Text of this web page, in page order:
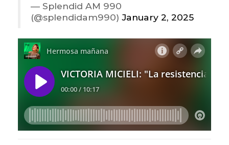
— Splendid AM 990
(@splendidam990) January 2, 2025